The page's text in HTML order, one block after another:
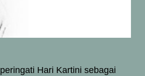
Hari Kartini sebagai